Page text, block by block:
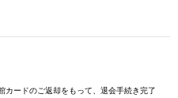
カードのご返却をもって、退会手続き完了